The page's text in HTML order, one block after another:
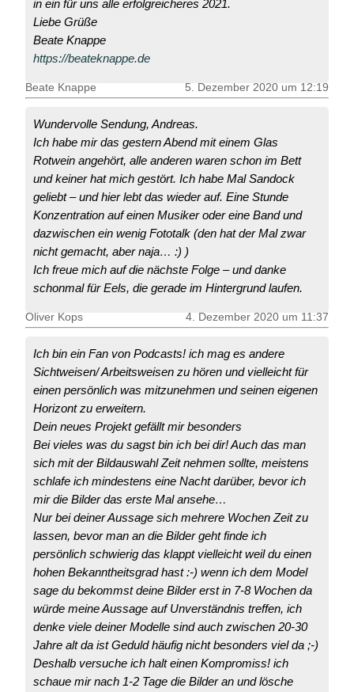
in ein für uns alle erfolgreicheres 2021.
Liebe Grüße
Beate Knappe
https://beateknappe.de
Beate Knappe 5. Dezember 2020 um 12:19
Wundervolle Sendung, Andreas.
Ich habe mir das gestern Abend mit einem Glas
Rotwein angehört, alle anderen waren schon im Bett
und keiner hat mich gestört. Ich habe Mal Sandock
geliebt – und hier lebt das wieder auf. Eine Stunde
Konzentration auf einen Musiker oder eine Band und
dazwischen ein wenig Fototalk (den hat der Mal zwar
nicht gemacht, aber naja… :) )
Ich freue mich auf die nächste Folge – und danke
schonmal für Eels, die gerade im Hintergrund laufen.
Oliver Kops 4. Dezember 2020 um 11:37
Ich bin ein Fan von Podcasts! ich mag es andere
Sichtweisen/ Arbeitsweisen zu hören und vielleicht für
einen persönlich was mitzunehmen und seinen eigenen
Horizont zu erweitern.
Dein neues Projekt gefällt mir besonders
Bei vieles was du sagst bin ich bei dir! Auch das man
sich mit der Bildauswahl Zeit nehmen sollte, meistens
schlafe ich mindestens eine Nacht darüber, bevor ich
mir die Bilder das erste Mal ansehe…
Nur bei deiner Aussage sich mehrere Wochen Zeit zu
lassen, bevor man an die Bilder geht finde ich
persönlich schwierig das klappt vielleicht weil du einen
hohen Bekanntheitsgrad hast :-) wenn ich dem Model
sage du bekommst deine Bilder erst in 7-8 Wochen da
würde meine Aussage auf Unverständnis treffen, ich
denke viele deiner Modelle sind auch zwischen 20-30
Jahre alt da ist Geduld häufig nicht besonders viel da ;-)
Deshalb versuche ich halt einen Kompromiss! ich
schaue mir nach 1-2 Tage die Bilder an und lösche